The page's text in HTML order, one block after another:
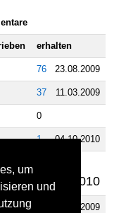
erhalten
76 23.08.2009
37 11.03.2009
0
1 04.10.2010
07.01.2010
01.02.2009
um
und